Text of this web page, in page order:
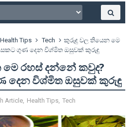
Health Tips Tech
කුරුඳු වල තියෙන මෙ
ගුණ දෙන විශ්මිත ඔසුවක් කුරුඳු
රහස් දන්නේ කවුද?
දෙන විශ්මිත ඔසුවක් කුරුඳු
Article Health Tips Tech